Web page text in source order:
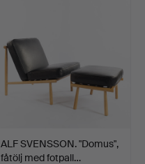
ALF SVENSSON. "Domus",
fåtölj med fotpall…